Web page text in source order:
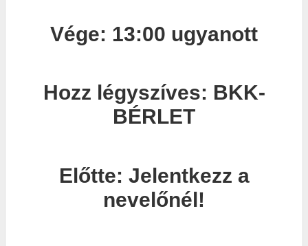
Vége: 13:00 ugyanott
Hozz légyszíves: BKK-
BÉRLET
Előtte: Jelentkezz a
nevelőnél!